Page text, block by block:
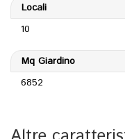
Locali
10
Mq Giardino
6852